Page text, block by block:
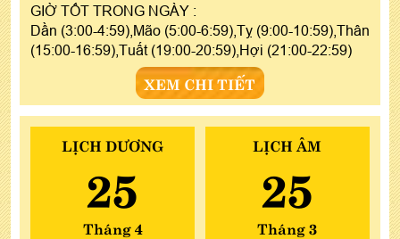
GIỜ TỐT TRONG NGÀY :
Dần (3:00-4:59),Mão (5:00-6:59),Tỵ (9:00-10:59),Thân
(15:00-16:59),Tuất (19:00-20:59),Hợi (21:00-22:59)
XEM CHI TIẾT
LỊCH DƯƠNG
25
Tháng 4
LỊCH ÂM
25
Tháng 3